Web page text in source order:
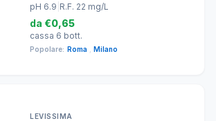
pH 6.9 R.F. 22 mg/L
da €0,65
cassa 6 bott.
Popolare: Roma Milano
LEVISSIMA